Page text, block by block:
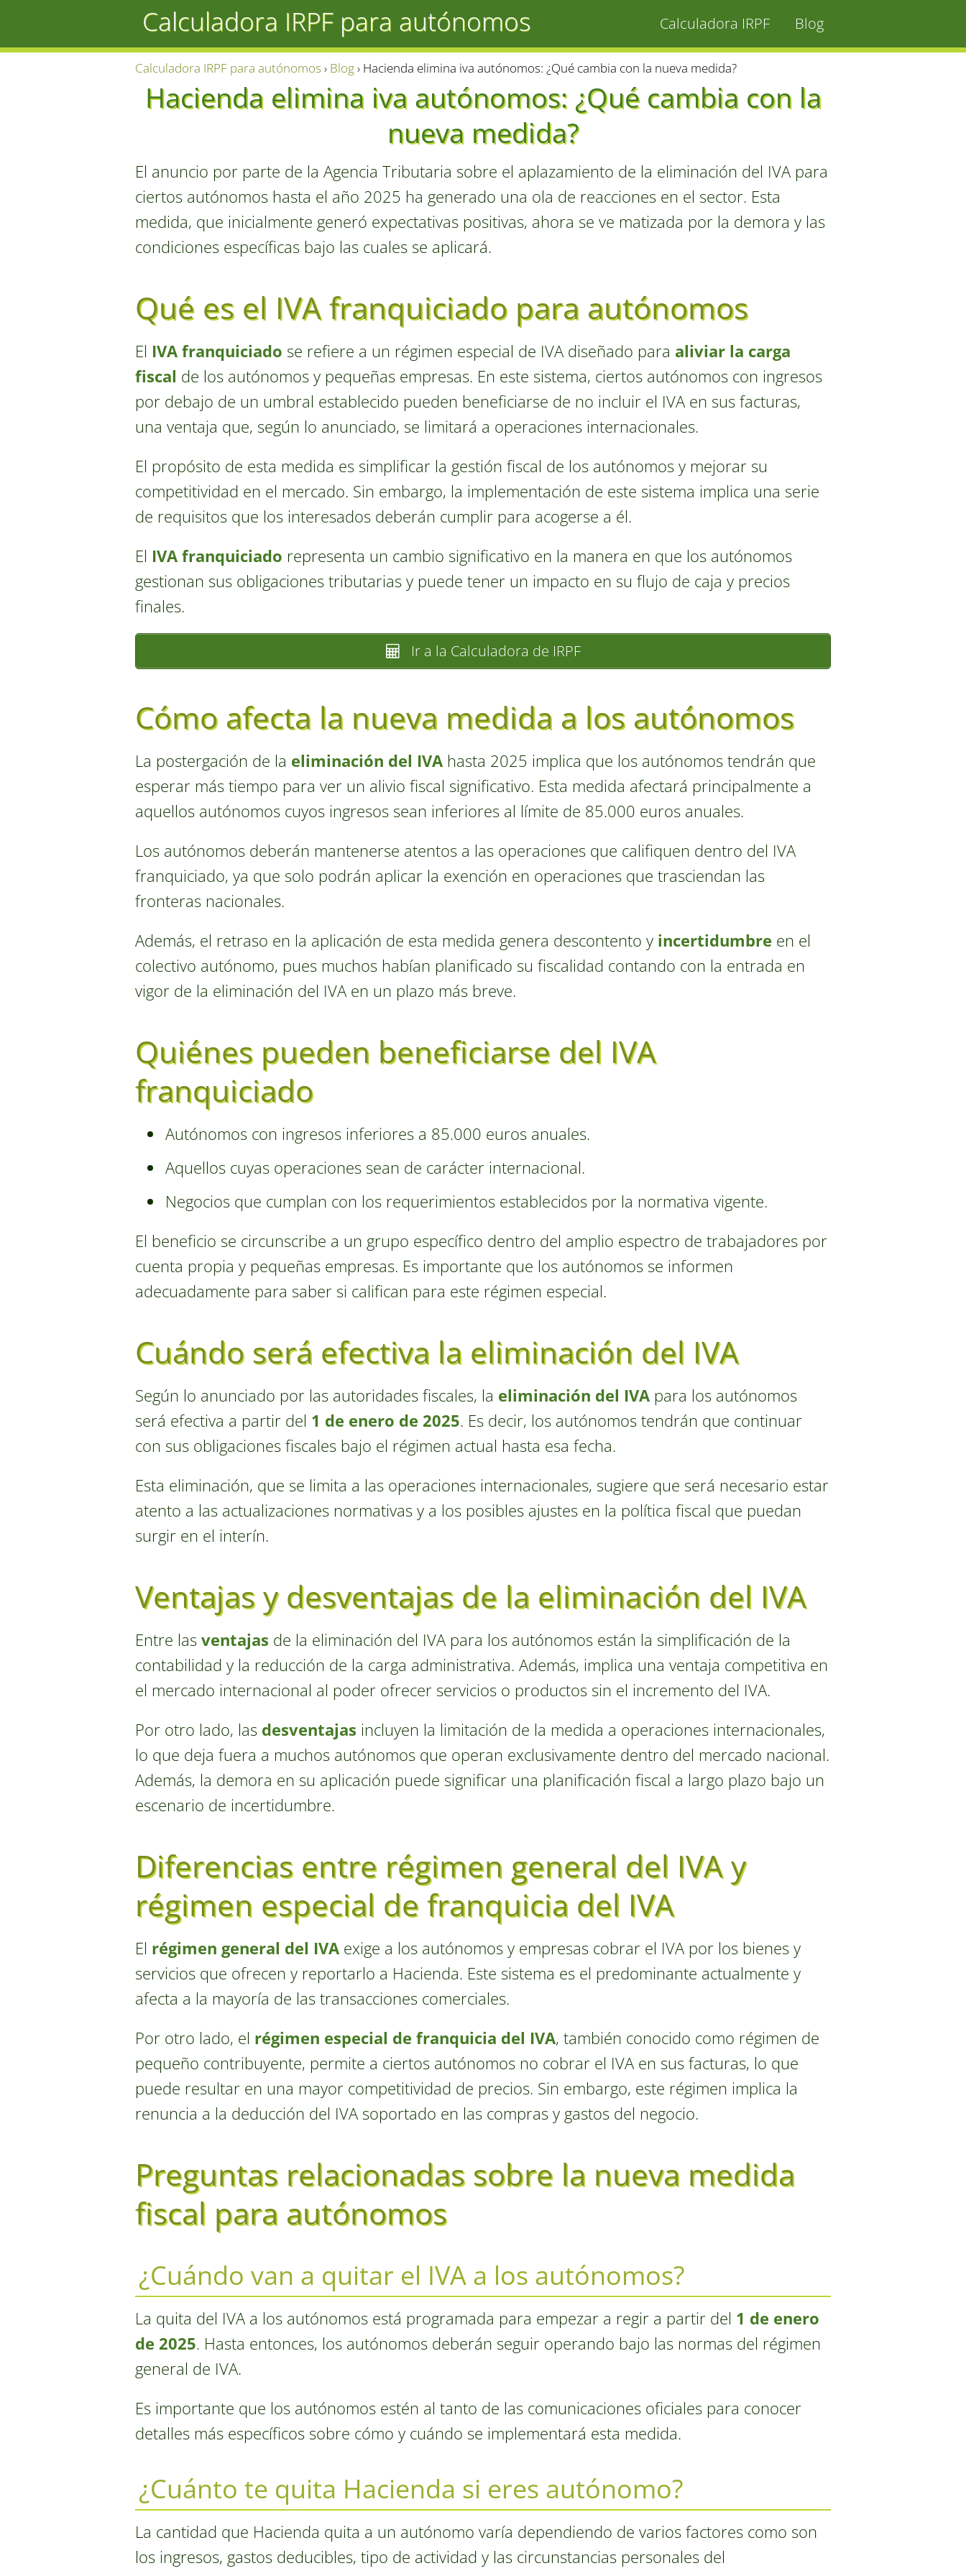
Calculadora IRPF para autónomos Calculadora IRPF Blog
Calculadora IRPF para autónomos Blog Hacienda elimina iva autónomos: ¿Qué cambia con la nueva medida?
Hacienda elimina iva autónomos: ¿Qué cambia con la
nueva medida?
El anuncio por parte de la Agencia Tributaria sobre el aplazamiento de la eliminación del IVA para
ciertos autónomos hasta el año 2025 ha generado una ola de reacciones en el sector. Esta
medida, que inicialmente generó expectativas positivas, ahora se ve matizada por la demora y las
condiciones específicas bajo las cuales se aplicará.
Qué es el IVA franquiciado para autónomos
El IVA franquiciado se refiere a un régimen especial de IVA diseñado para aliviar la carga
fiscal de los autónomos y pequeñas empresas. En este sistema, ciertos autónomos con ingresos
por debajo de un umbral establecido pueden beneficiarse de no incluir el IVA en sus facturas,
una ventaja que, según lo anunciado, se limitará a operaciones internacionales.
El propósito de esta medida es simplificar la gestión fiscal de los autónomos y mejorar su
competitividad en el mercado. Sin embargo, la implementación de este sistema implica una serie
de requisitos que los interesados deberán cumplir para acogerse a él.
El IVA franquiciado representa un cambio significativo en la manera en que los autónomos
gestionan sus obligaciones tributarias y puede tener un impacto en su flujo de caja y precios
finales.
Ir a la Calculadora de IRPF
Cómo afecta la nueva medida a los autónomos
La postergación de la eliminación del IVA hasta 2025 implica que los autónomos tendrán que
esperar más tiempo para ver un alivio fiscal significativo. Esta medida afectará principalmente a
aquellos autónomos cuyos ingresos sean inferiores al límite de 85.000 euros anuales.
Los autónomos deberán mantenerse atentos a las operaciones que califiquen dentro del IVA
franquiciado, ya que solo podrán aplicar la exención en operaciones que trasciendan las
fronteras nacionales.
Además, el retraso en la aplicación de esta medida genera descontento y incertidumbre en el
colectivo autónomo, pues muchos habían planificado su fiscalidad contando con la entrada en
vigor de la eliminación del IVA en un plazo más breve.
Quiénes pueden beneficiarse del IVA
franquiciado
Autónomos con ingresos inferiores a 85.000 euros anuales.
Aquellos cuyas operaciones sean de carácter internacional.
Negocios que cumplan con los requerimientos establecidos por la normativa vigente.
El beneficio se circunscribe a un grupo específico dentro del amplio espectro de trabajadores por
cuenta propia y pequeñas empresas. Es importante que los autónomos se informen
adecuadamente para saber si califican para este régimen especial.
Cuándo será efectiva la eliminación del IVA
Según lo anunciado por las autoridades fiscales, la eliminación del IVA para los autónomos
será efectiva a partir del 1 de enero de 2025. Es decir, los autónomos tendrán que continuar
con sus obligaciones fiscales bajo el régimen actual hasta esa fecha.
Esta eliminación, que se limita a las operaciones internacionales, sugiere que será necesario estar
atento a las actualizaciones normativas y a los posibles ajustes en la política fiscal que puedan
surgir en el interín.
Ventajas y desventajas de la eliminación del IVA
Entre las ventajas de la eliminación del IVA para los autónomos están la simplificación de la
contabilidad y la reducción de la carga administrativa. Además, implica una ventaja competitiva en
el mercado internacional al poder ofrecer servicios o productos sin el incremento del IVA.
Por otro lado, las desventajas incluyen la limitación de la medida a operaciones internacionales,
lo que deja fuera a muchos autónomos que operan exclusivamente dentro del mercado nacional.
Además, la demora en su aplicación puede significar una planificación fiscal a largo plazo bajo un
escenario de incertidumbre.
Diferencias entre régimen general del IVA y
régimen especial de franquicia del IVA
El régimen general del IVA exige a los autónomos y empresas cobrar el IVA por los bienes y
servicios que ofrecen y reportarlo a Hacienda. Este sistema es el predominante actualmente y
afecta a la mayoría de las transacciones comerciales.
Por otro lado, el régimen especial de franquicia del IVA, también conocido como régimen de
pequeño contribuyente, permite a ciertos autónomos no cobrar el IVA en sus facturas, lo que
puede resultar en una mayor competitividad de precios. Sin embargo, este régimen implica la
renuncia a la deducción del IVA soportado en las compras y gastos del negocio.
Preguntas relacionadas sobre la nueva medida
fiscal para autónomos
¿Cuándo van a quitar el IVA a los autónomos?
La quita del IVA a los autónomos está programada para empezar a regir a partir del 1 de enero
de 2025. Hasta entonces, los autónomos deberán seguir operando bajo las normas del régimen
general de IVA.
Es importante que los autónomos estén al tanto de las comunicaciones oficiales para conocer
detalles más específicos sobre cómo y cuándo se implementará esta medida.
¿Cuánto te quita Hacienda si eres autónomo?
La cantidad que Hacienda quita a un autónomo varía dependiendo de varios factores como son
los ingresos, gastos deducibles, tipo de actividad y las circunstancias personales del